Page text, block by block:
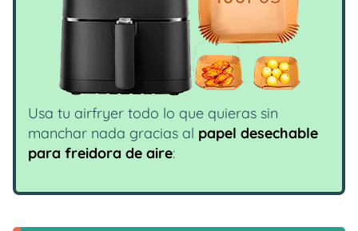
Usa tu airfryer todo lo que quieras sin
manchar nada gracias al papel desechable
para freidora de aire: